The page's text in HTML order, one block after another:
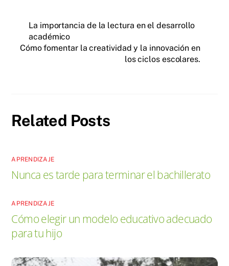
La importancia de la lectura en el desarrollo
académico
Cómo fomentar la creatividad y la innovación en
los ciclos escolares.
Related Posts
APRENDIZAJE
Nunca es tarde para terminar el bachillerato
APRENDIZAJE
Cómo elegir un modelo educativo adecuado
para tu hijo